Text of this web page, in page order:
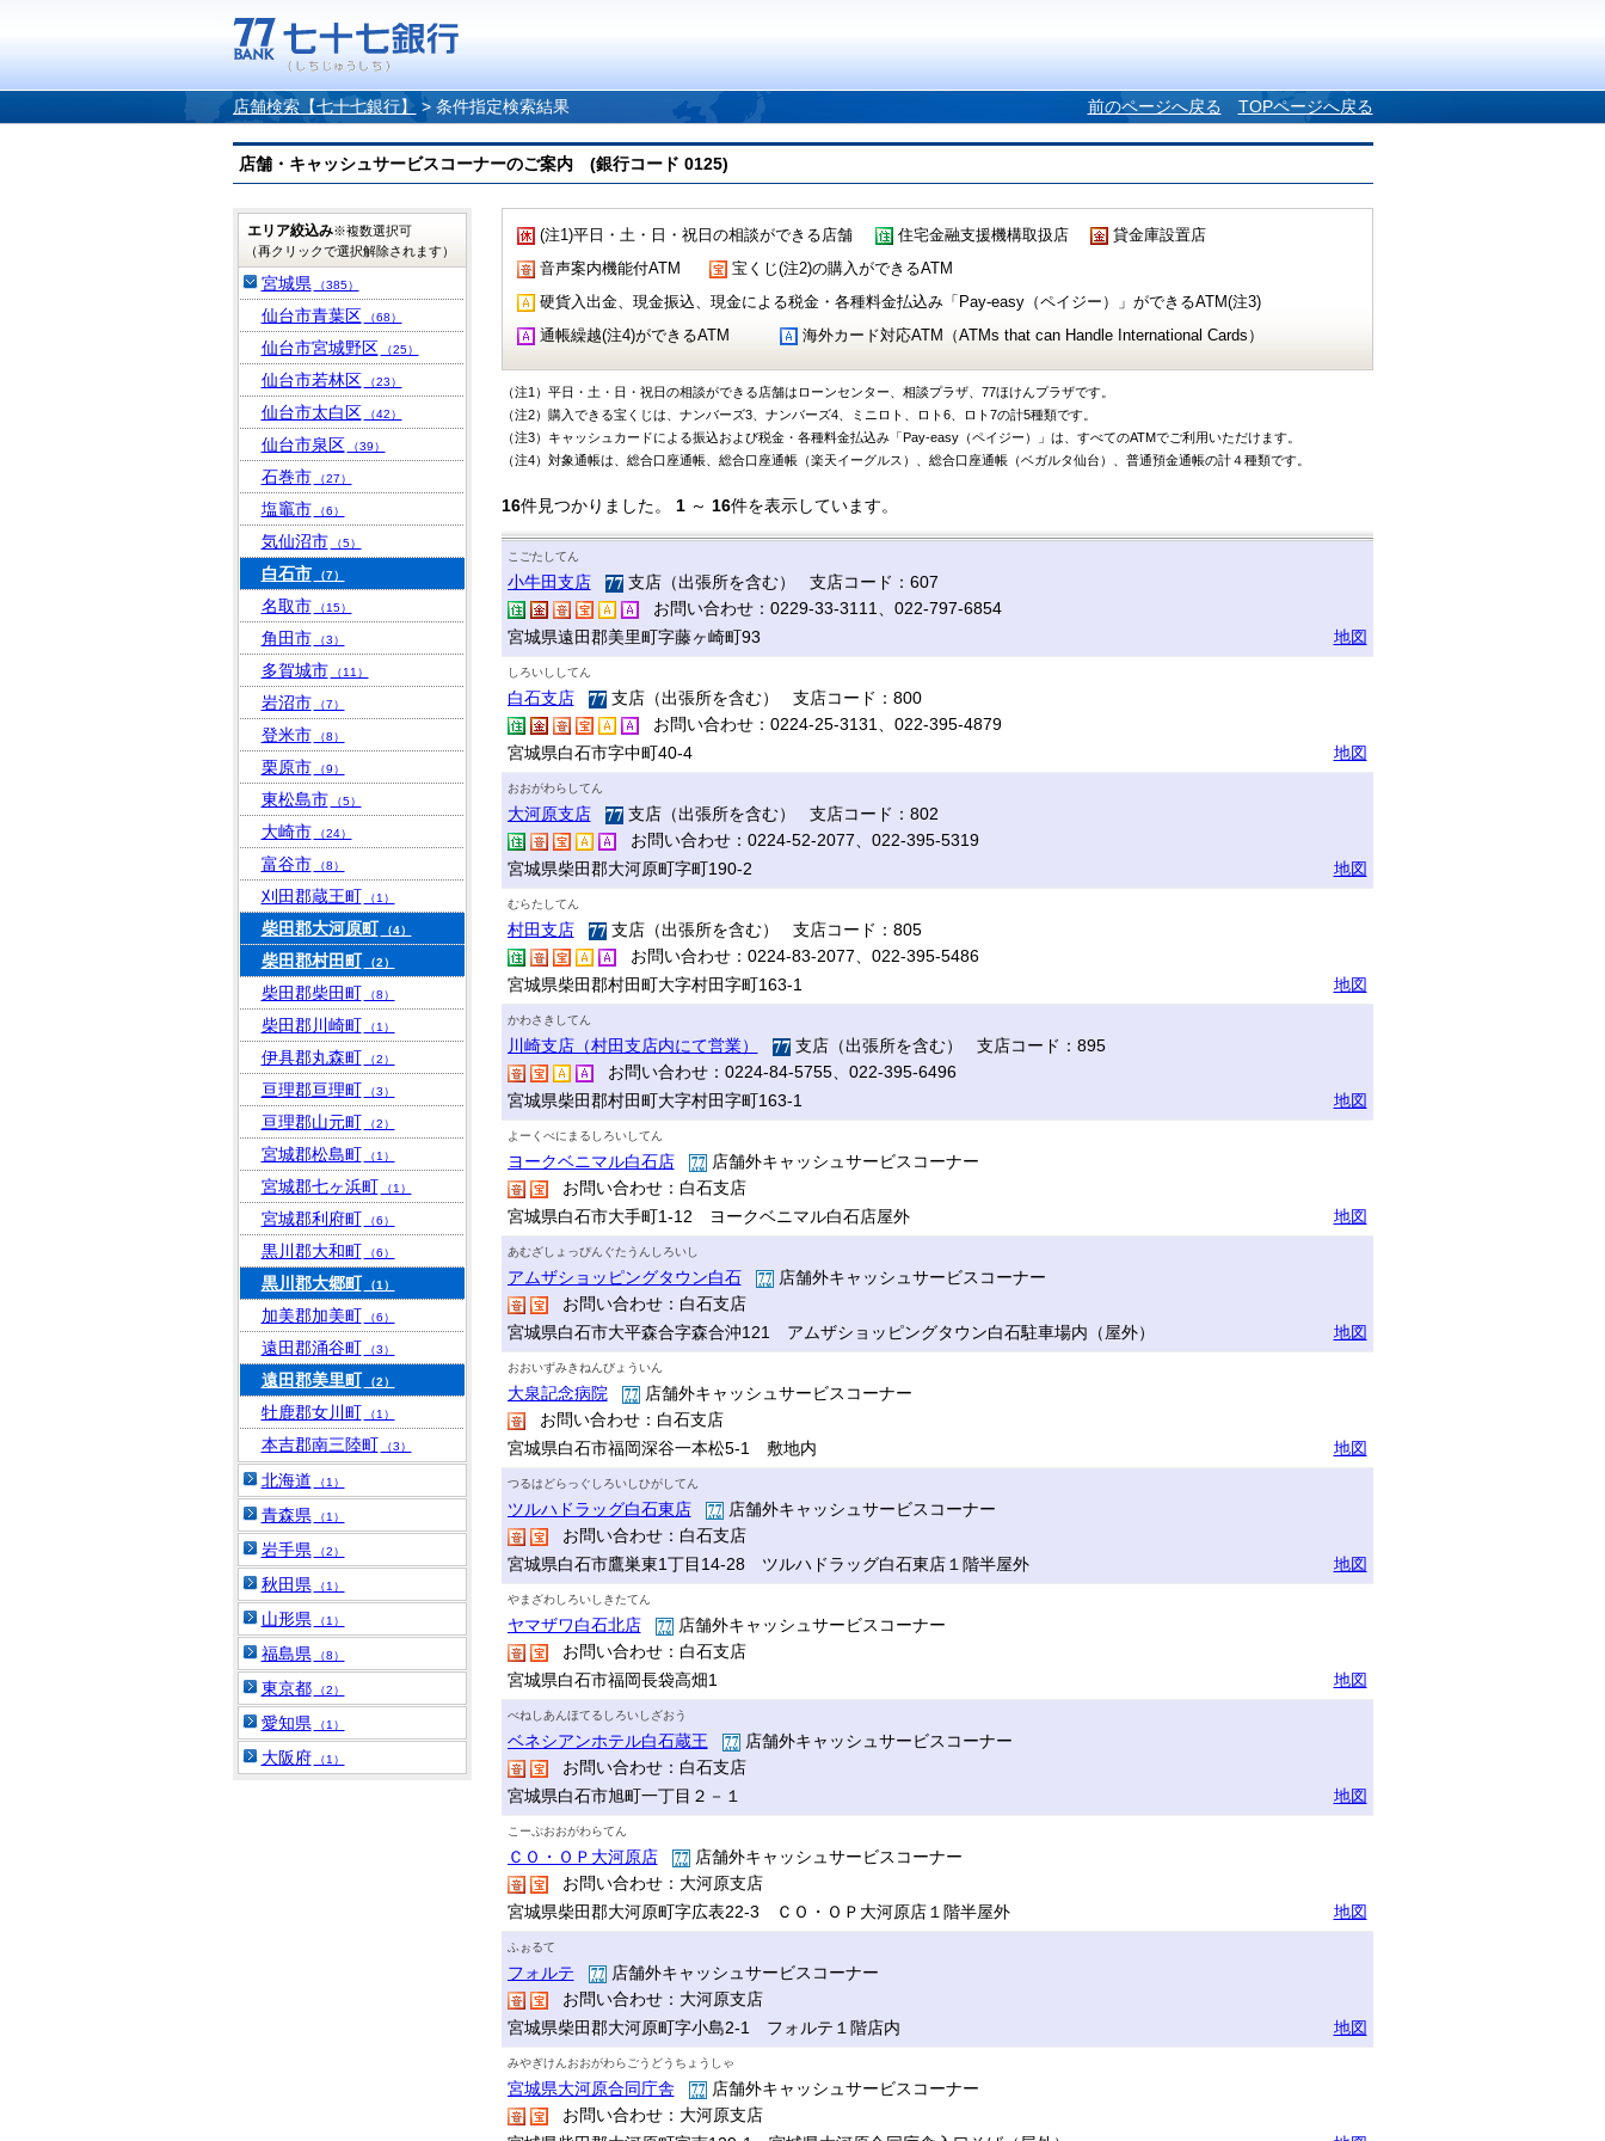
店舗検索【七十七銀行】 > 条件指定検索結果 前のページへ戻る TOPページへ戻る
店舗・キャッシュサービスコーナーのご案内 (銀行コード 0125)
(注1)平日・土・日・祝日の相談ができる店舗 住宅金融支援機構取扱店
貸金庫設置店
音声案内機能付ATM
宝くじ(注2)の購入ができるATM
硬貨入出金、現金振込、現金による税金・各種料金払込み「Pay-easy（ペイジー）」ができるATM(注3)
通帳繰越(注4)ができるATM
海外カード対応ATM（ATMs that can Handle International Cards）
（注1）平日・土・日・祝日の相談ができる店舗はローンセンター、相談プラザ、77ほけんプラザです。
（注2）購入できる宝くじは、ナンバーズ3、ナンバーズ4、ミニロト、ロト6、ロト7の計5種類です。
（注3）キャッシュカードによる振込および税金・各種料金払込み「Pay-easy（ペイジー）」は、すべてのATMでご利用いただけます。
（注4）対象通帳は、総合口座通帳、総合口座通帳（楽天イーグルス）、総合口座通帳（ベガルタ仙台）、普通預金通帳の計４種類です。
16件見つかりました。 1～ 16件を表示しています。
こごたしてん
小牛田支店
支店（出張所を含む） 支店コード：607
お問い合わせ：0229-33-3111、022-797-6854
宮城県遠田郡美里町字藤ヶ崎町93
地図
しろいししてん
白石支店
支店（出張所を含む） 支店コード：800
お問い合わせ：0224-25-3131、022-395-4879
宮城県白石市字中町40-4
地図
おおがわらしてん
大河原支店
支店（出張所を含む） 支店コード：802
お問い合わせ：0224-52-2077、022-395-5319
宮城県柴田郡大河原町字町190-2
地図
むらたしてん
村田支店
支店（出張所を含む） 支店コード：805
お問い合わせ：0224-83-2077、022-395-5486
宮城県柴田郡村田町大字村田字町163-1
地図
かわさきしてん
川崎支店（村田支店内にて営業）
支店（出張所を含む） 支店コード：895
お問い合わせ：0224-84-5755、022-395-6496
宮城県柴田郡村田町大字村田字町163-1
地図
よーくべにまるしろいしてん
ヨークベニマル白石店
店舗外キャッシュサービスコーナー
お問い合わせ：白石支店
宮城県白石市大手町1-12 ヨークベニマル白石店屋外
地図
あむざしょっぴんぐたうんしろいし
アムザショッピングタウン白石
店舗外キャッシュサービスコーナー
お問い合わせ：白石支店
宮城県白石市大平森合字森合沖121 アムザショッピングタウン白石駐車場内（屋外）
地図
おおいずみきねんびょういん
大泉記念病院
店舗外キャッシュサービスコーナー
お問い合わせ：白石支店
宮城県白石市福岡深谷一本松5-1 敷地内
地図
つるはどらっぐしろいしひがしてん
ツルハドラッグ白石東店
店舗外キャッシュサービスコーナー
お問い合わせ：白石支店
宮城県白石市鷹巣東1丁目14-28 ツルハドラッグ白石東店１階半屋外
地図
やまざわしろいしきたてん
ヤマザワ白石北店
店舗外キャッシュサービスコーナー
お問い合わせ：白石支店
宮城県白石市福岡長袋高畑1
地図
べねしあんほてるしろいしざおう
ベネシアンホテル白石蔵王
店舗外キャッシュサービスコーナー
お問い合わせ：白石支店
宮城県白石市旭町一丁目２－１
地図
こーぷおおがわらてん
ＣＯ・ＯＰ大河原店
店舗外キャッシュサービスコーナー
お問い合わせ：大河原支店
宮城県柴田郡大河原町字広表22-3 ＣＯ・ＯＰ大河原店１階半屋外
地図
ふぉるて
フォルテ
店舗外キャッシュサービスコーナー
お問い合わせ：大河原支店
宮城県柴田郡大河原町字小島2-1 フォルテ１階店内
地図
みやぎけんおおがわらごうどうちょうしゃ
宮城県大河原合同庁舎
店舗外キャッシュサービスコーナー
お問い合わせ：大河原支店
エリア絞込み※複数選択可
（再クリックで選択解除されます）
宮城県 （385）
仙台市青葉区 （68）
仙台市宮城野区 （25）
仙台市若林区 （23）
仙台市太白区 （42）
仙台市泉区 （39）
石巻市 （27）
塩竈市 （6）
気仙沼市 （5）
白石市 （7）
名取市 （15）
角田市 （3）
多賀城市 （11）
岩沼市 （7）
登米市 （8）
栗原市 （9）
東松島市 （5）
大崎市 （24）
富谷市 （8）
刈田郡蔵王町 （1）
柴田郡大河原町 （4）
柴田郡村田町 （2）
柴田郡柴田町 （8）
柴田郡川崎町 （1）
伊具郡丸森町 （2）
亘理郡亘理町 （3）
亘理郡山元町 （2）
宮城郡松島町 （1）
宮城郡七ヶ浜町 （1）
宮城郡利府町 （6）
黒川郡大和町 （6）
黒川郡大郷町 （1）
加美郡加美町 （6）
遠田郡涌谷町 （3）
遠田郡美里町 （2）
牡鹿郡女川町 （1）
本吉郡南三陸町 （3）
北海道 （1）
青森県 （1）
岩手県 （2）
秋田県 （1）
山形県 （1）
福島県 （8）
東京都 （2）
愛知県 （1）
大阪府 （1）